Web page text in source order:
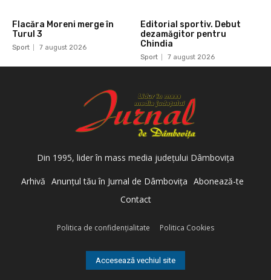
Flacăra Moreni merge în
Turul 3
Sport 7 august 2026
Editorial sportiv. Debut
dezamăgitor pentru
Chindia
Sport 7 august 2026
Din 1995, lider în mass media judeţului Dâmboviţa
Arhivă Anunţul tău în Jurnal de Dâmboviţa Abonează-te
Contact
Politica de confidenţialitate Politica Cookies
Accesează vechiul site